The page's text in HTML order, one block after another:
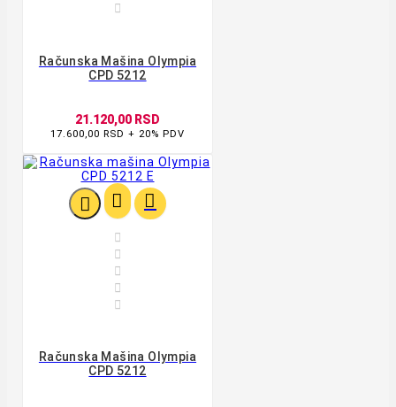

Računska Mašina Olympia
CPD 5212
21.120,00 RSD
17.600,00 RSD + 20% PDV
  





Računska Mašina Olympia
CPD 5212